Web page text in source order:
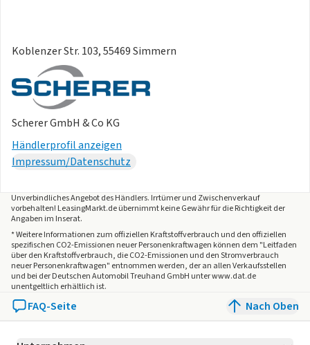
Koblenzer Str. 103, 55469 Simmern
Scherer GmbH & Co KG
Händlerprofil anzeigen
Impressum/Datenschutz
Unverbindliches Angebot desHändlers. Irrtümer und Zwischenverkauf
vorbehalten! LeasingMarkt.de übernimmt keine Gewähr für die Richtigkeit der
Angaben im Inserat.
* Weitere Informationen zum offiziellen Kraftstoffverbrauch und den offiziellen
spezifischen CO2-Emissionen neuer Personenkraftwagen können dem "Leitfaden
über den Kraftstoffverbrauch, die CO2-Emissionen und den Stromverbrauch
neuer Personenkraftwagen" entnommen werden, der an allen Verkaufsstellen
und bei der Deutschen Automobil Treuhand GmbH unter www.dat.de
unentgeltlich erhältlich ist.
FAQ-Seite Nach Oben